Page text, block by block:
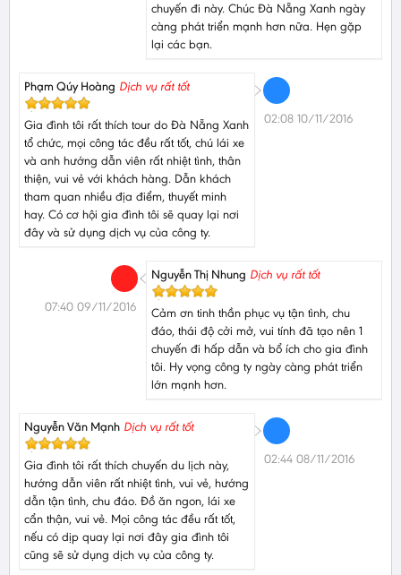
chuyến đi này. Chúc Đà Nẵng Xanh ngày
càng phát triển mạnh hơn nữa. Hẹn gặp
lại các bạn.
Phạm Qúy Hoàng Dịch vụ rất tốt
Gia đình tôi rất thích tour do Đà Nẵng Xanh
tổ chức, mọi công tác đều rất tốt, chú lái xe
và anh hướng dẫn viên rất nhiệt tình, thân
thiện, vui vẻ với khách hàng. Dẫn khách
tham quan nhiều địa điểm, thuyết minh
hay. Có cơ hội gia đình tôi sẽ quay lại nơi
đây và sử dụng dịch vụ của công ty.
02:08 10/11/2016
Nguyễn Thị Nhung Dịch vụ rất tốt
Cảm ơn tinh thần phục vụ tận tình, chu
đáo, thái độ cởi mở, vui tính đã tạo nên 1
chuyến đi hấp dẫn và bổ ích cho gia đình
tôi. Hy vọng công ty ngày càng phát triển
lớn mạnh hơn.
07:40 09/11/2016
Nguyễn Văn Mạnh Dịch vụ rất tốt
Gia đình tôi rất thích chuyến du lịch này,
hướng dẫn viên rất nhiệt tình, vui vẻ, hướng
dẫn tận tình, chu đáo. Đồ ăn ngon, lái xe
cẩn thận, vui vẻ. Mọi công tác đều rất tốt,
nếu có dịp quay lại nơi đây gia đình tôi
cũng sẽ sử dụng dịch vụ của công ty.
02:44 08/11/2016